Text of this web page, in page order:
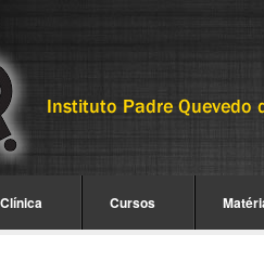
Clínica Cursos